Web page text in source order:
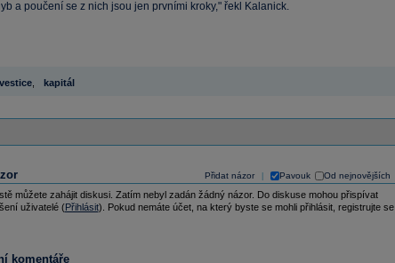
a poučení se z nich jsou jen prvními kroky," řekl Kalanick.
, kapitál
Přidat názor Pavouk Od nejnovějších
můžete zahájit diskusi. Zatím nebyl zadán žádný názor. Do diskuse mohou přispívat
uživatelé (Přihlásit). Pokud nemáte účet, na který byste se mohli přihlásit, registrujte se
komentáře